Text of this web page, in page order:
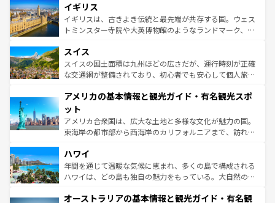
いる。シャンパンの発祥地であるランス、プロヴァンスの
香り高いラベンダー畑など、多彩な楽しみ方が可能だ。さ
らに、パリ以外の地域にも魅力が溢れており、どの街角に
れる地方に足を運ぶとそれぞれで全く異なる文化を体験で
きるだろう。 なお、新着のフランス情報はコンテンツ一覧
を参照してほしい。
顔を持つこの国は、どこを歩いても飽きることがない。ベ
ルリンの文化的活気、バイエルン州のアルプスの絶景、そ
してライン川沿いのワイン畑といった風景は必見。ビール
は、お酒好きな人にはぜひ体験してほしい。 なお、新着の
ドイツ情報はコンテンツ一覧を参照してほしい。
イギリス
イギリスは、古きよき伝統と最先端が共存する国。ウェス
トミンスター寺院や大英博物館のようなランドマーク、歴
リアごとに異なる魅力がある。また、優雅なアフタヌーン
ティー、ビール好きにはたまらない英国パブ、サッカー観
戦など、本場だからこそできる体験も豊富。イギリスを旅
ンツ一覧を参照してほしい。
スイス
スイスの国土面積は九州ほどの広さだが、運行時刻が正確
な交通網が整備されており、初心者でも安心して個人旅行
の建物がそのまま残る町や、スイスならではのユニークな
博物館もあり、アルプス観光だけでなく町歩きも満喫する
ことができる。国民の所得が高いため物価も高いが、旅行
者向けの交通パス提供のサービスもあり、うまく活用すれ
着のスイス情報は
アメリカの基本情報と観光ガイド・有名観光スポ
ット
アメリカ合衆国は、広大な土地と多様な文化が魅力の国。
東海岸の都市部から西海岸のカリフォルニアまで、訪れる
のような巨大都市は、観光、ショッピング、エンターテイ
ンメントが詰まった刺激的なスポットだ。一方、アメリカ
西部には大自然が広がり、グランドキャニオンやイエロー
部のニューオーリンズでは、音楽と美食が融合した独特の
ハワイ
年間を通じて温暖な気候に恵まれ、多くの島で構成される
ハワイは、どの島も独自の魅力をもっている。大自然の神
ワイ島は見逃せない。また、定番の観光地といえばオアフ
オーストラリアの基本情報と観光ガイド・有名観